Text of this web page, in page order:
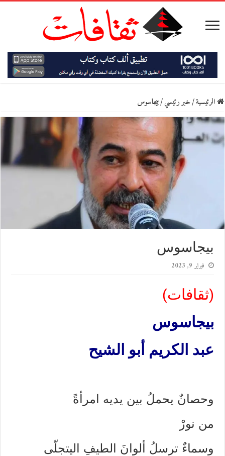
الرئيسية/خبر رئيسي/بيجاسوس
بيجاسوس
فبراير 9, 2023
(ثقافات)
بيجاسوس
عبد الكريم أبو الشيح
وحصانٌ يحملُ بين يديه امرأةً
من نورْ
وسماءٌ ترسلُ ألوانَ الطيفِ اليتجلّى